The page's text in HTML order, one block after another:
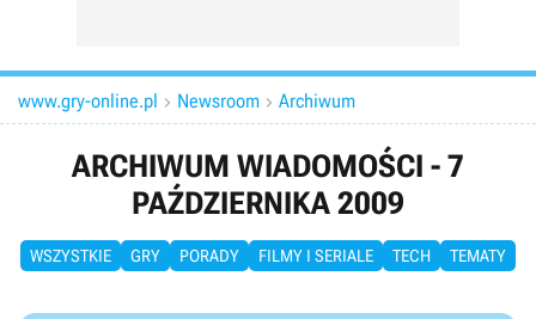
www.gry-online.pl  Newsroom  Archiwum
ARCHIWUM WIADOMOŚCI - 7
PAŹDZIERNIKA 2009
WSZYSTKIE GRY PORADY FILMY I SERIALE TECH TEMATY